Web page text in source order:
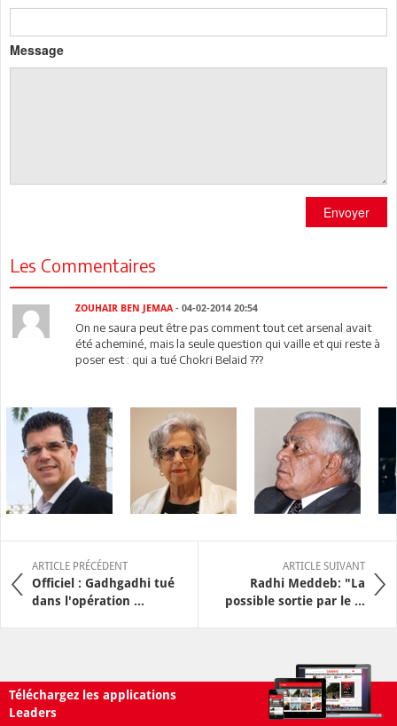
Message
Envoyer
Les Commentaires
ZOUHAIR BEN JEMAA - 04-02-2014 20:54
On ne saura peut être pas comment tout cet arsenal avait
été acheminé, mais la seule question qui vaille et qui reste à
poser est : qui a tué Chokri Belaid ???
ARTICLE PRÉCÉDENT
Officiel : Gadhgadhi tué
dans l'opération ...
ARTICLE SUIVANT
Radhi Meddeb: "La
possible sortie par le ...
Téléchargez les applications
Leaders